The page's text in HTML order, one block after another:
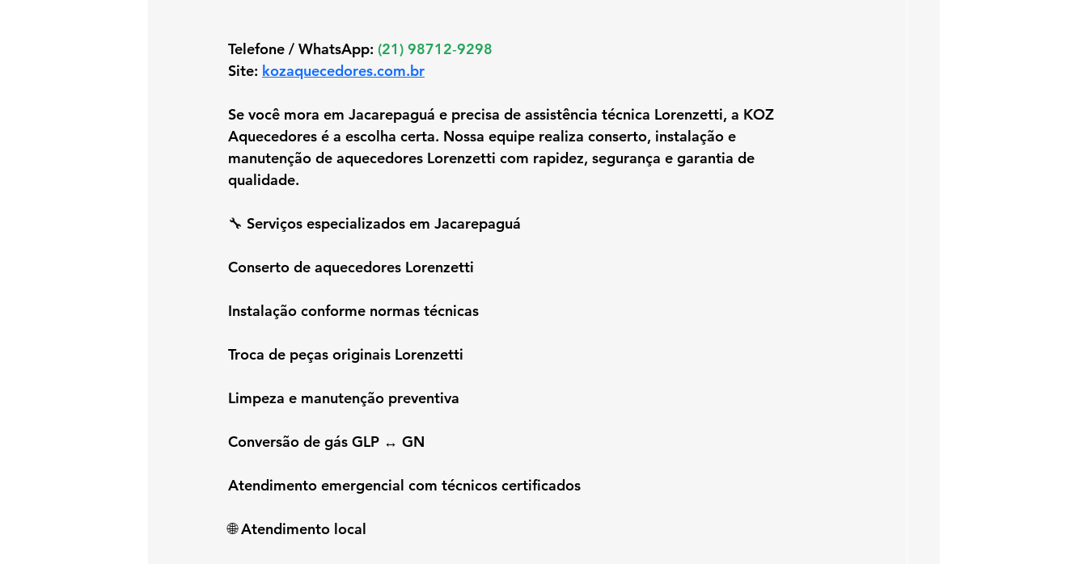
Telefone / WhatsApp: (21) 98712‑9298
Site: kozaquecedores.com.br
Se você mora em Jacarepaguá e precisa de assistência técnica Lorenzetti, a KOZ
Aquecedores é a escolha certa. Nossa equipe realiza conserto, instalação e
manutenção de aquecedores Lorenzetti com rapidez, segurança e garantia de
qualidade.
🔧 Serviços especializados em Jacarepaguá
Conserto de aquecedores Lorenzetti
Instalação conforme normas técnicas
Troca de peças originais Lorenzetti
Limpeza e manutenção preventiva
Conversão de gás GLP ↔ GN
Atendimento emergencial com técnicos certificados
🌐 Atendimento local